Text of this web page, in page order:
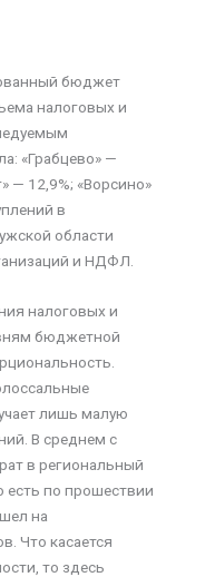
бюджет
налоговых и
«Грабцево» —
— 12,9%; «Ворсино»
в
области
и НДФЛ.
налоговых и
бюджетной
лишь малую
В среднем с
в региональный
есть по прошествии
на
Что касается
то здесь